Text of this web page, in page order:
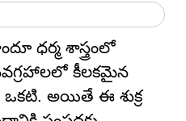
ధర్మ శాస్త్రంలో
నవగ్రహాలలో కీలకమైన
ఒకటి. అయితే ఈ శుక్ర